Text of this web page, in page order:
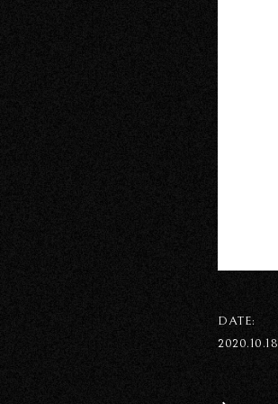
DATE:
2020.10.18